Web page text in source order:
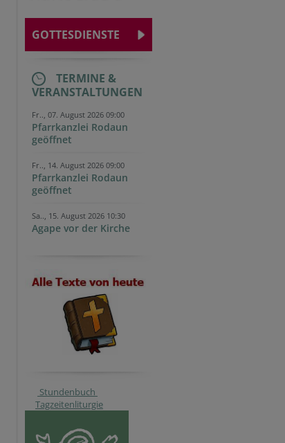
GOTTESDIENSTE
TERMINE &
VERANSTALTUNGEN
Fr.., 07. August 2026 09:00
Pfarrkanzlei Rodaun
geöffnet
Fr.., 14. August 2026 09:00
Pfarrkanzlei Rodaun
geöffnet
Sa.., 15. August 2026 10:30
Agape vor der Kirche
Stundenbuch
Tagzeitenliturgie